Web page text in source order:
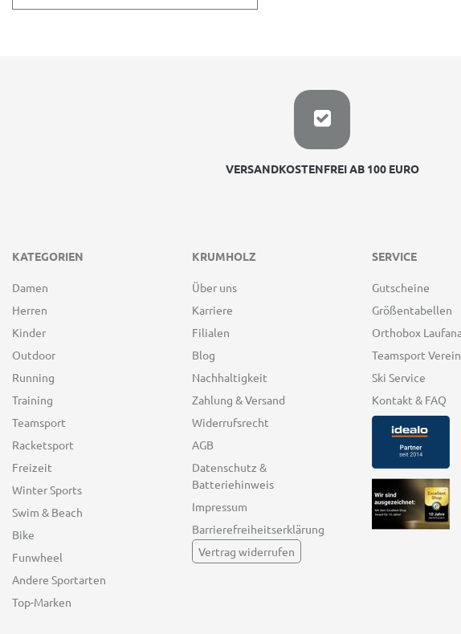
VERSANDKOSTENFREI AB 100 EURO
KATEGORIEN
Damen
Herren
Kinder
Outdoor
Running
Training
Teamsport
Racketsport
Freizeit
Winter Sports
Swim & Beach
Bike
Funwheel
Andere Sportarten
Top-Marken
KRUMHOLZ
Über uns
Karriere
Filialen
Blog
Nachhaltigkeit
Zahlung & Versand
Widerrufsrecht
AGB
Datenschutz &
Batteriehinweis
Impressum
Barrierefreiheitserklärung
Vertrag widerrufen
SERVICE
Gutscheine
Größentabellen
Orthobox
Teamsport
Ski Service
Kontakt & FAQ